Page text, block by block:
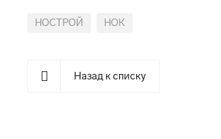
НОСТРОЙ НОК
Назад к списку